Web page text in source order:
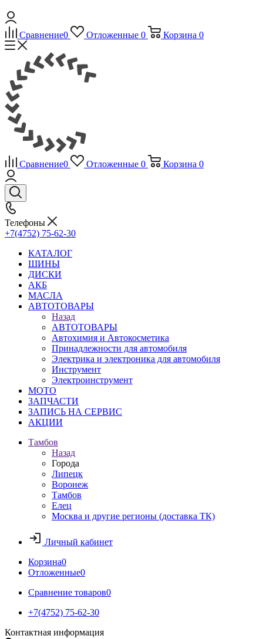
Сравнение0 Отложенные 0 Корзина 0
Сравнение0 Отложенные 0 Корзина 0
Телефоны
+7(4752) 75-62-30
КАТАЛОГ
ШИНЫ
ДИСКИ
АКБ
МАСЛА
АВТОТОВАРЫ
Назад
АВТОТОВАРЫ
Автохимия и Автокосметика
Принадлежности для автомобиля
Электрика и электроника для автомобиля
Инструмент
Электроинструмент
МОТО
ЗАПЧАСТИ
ЗАПИСЬ НА СЕРВИС
АКЦИИ
Тамбов
Назад
Города
Липецк
Воронеж
Тамбов
Елец
Москва и другие регионы (доставка ТК)
Личный кабинет
Корзина0
Отложенные0
Сравнение товаров0
+7(4752) 75-62-30
Контактная информация